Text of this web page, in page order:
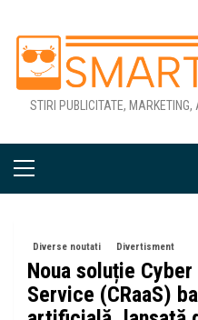
content
STIRI PUBLICITATE,
Primary
Diverse noutati Divertisment
Noua soluție
Service (CRaaS)